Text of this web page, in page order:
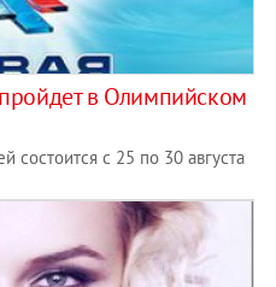
в Олимпийском
состоится с 25 по 30 августа